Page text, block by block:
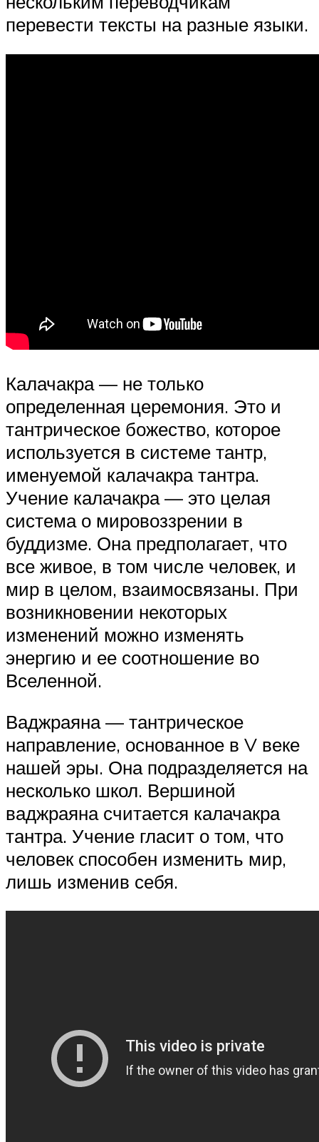
перевести тексты на разные языки.
Калачакра — не только
определенная церемония. Это и
тантрическое божество, которое
используется в системе тантр,
именуемой калачакра тантра.
Учение калачакра — это целая
система о мировоззрении в
буддизме. Она предполагает, что
все живое, в том числе человек, и
мир в целом, взаимосвязаны. При
возникновении некоторых
изменений можно изменять
энергию и ее соотношение во
Вселенной.
Ваджраяна — тантрическое
направление, основанное в V веке
нашей эры. Она подразделяется на
несколько школ. Вершиной
ваджраяна считается калачакра
тантра. Учение гласит о том, что
человек способен изменить мир,
лишь изменив себя.